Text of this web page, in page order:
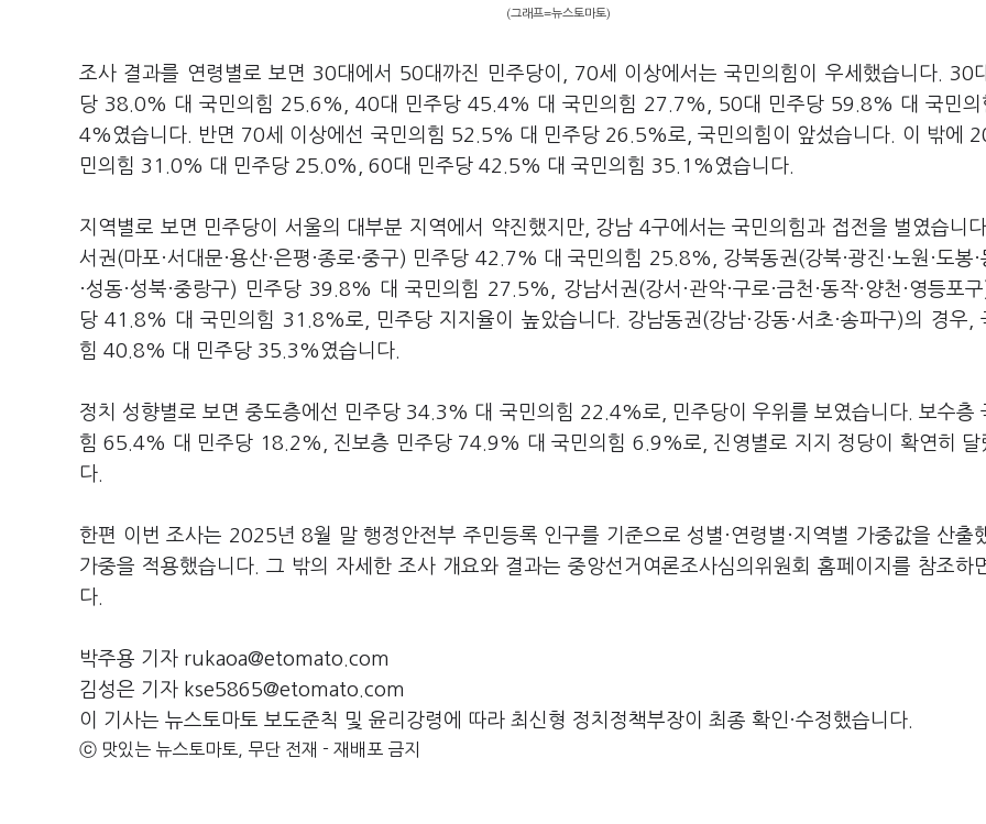
(그래프=뉴스토마토)
조사 결과를 연령별로 보면 30대에서 50대까진 민주당이, 70세 이상에서는 국민의힘이 우세했습니다. 30
당 38.0% 대 국민의힘 25.6%, 40대 민주당 45.4% 대 국민의힘 27.7%, 50대 민주당 59.8% 대 국민
4%였습니다. 반면 70세 이상에선 국민의힘 52.5% 대 민주당 26.5%로, 국민의힘이 앞섰습니다. 이 밖에
민의힘 31.0% 대 민주당 25.0%, 60대 민주당 42.5% 대 국민의힘 35.1%였습니다.
지역별로 보면 민주당이 서울의 대부분 지역에서 약진했지만, 강남 4구에서는 국민의힘과 접전을 벌였습니
서권(마포·서대문·용산·은평·종로·중구) 민주당 42.7% 대 국민의힘 25.8%, 강북동권(강북·광진·노원·도봉·
·성동·성북·중랑구) 민주당 39.8% 대 국민의힘 27.5%, 강남서권(강서·관악·구로·금천·동작·양천·영등포
당 41.8% 대 국민의힘 31.8%로, 민주당 지지율이 높았습니다. 강남동권(강남·강동·서초·송파구)의 경우,
힘 40.8% 대 민주당 35.3%였습니다.
정치 성향별로 보면 중도층에선 민주당 34.3% 대 국민의힘 22.4%로, 민주당이 우위를 보였습니다. 보수층
힘 65.4% 대 민주당 18.2%, 진보층 민주당 74.9% 대 국민의힘 6.9%로, 진영별로 지지 정당이 확연히 달
다.
한편 이번 조사는 2025년 8월 말 행정안전부 주민등록 인구를 기준으로 성별·연령별·지역별 가중값을 산출
가중을 적용했습니다. 그 밖의 자세한 조사 개요와 결과는 중앙선거여론조사심의위원회 홈페이지를 참조하
다.
박주용 기자 rukaoa@etomato.com
김성은 기자 kse5865@etomato.com
이 기사는 뉴스토마토 보도준칙 및 윤리강령에 따라 최신형 정치정책부장이 최종 확인·수정했습니다.
ⓒ 맛있는 뉴스토마토, 무단 전재 - 재배포 금지